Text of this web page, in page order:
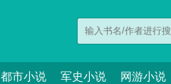
都市小说 军史小说 网游小说